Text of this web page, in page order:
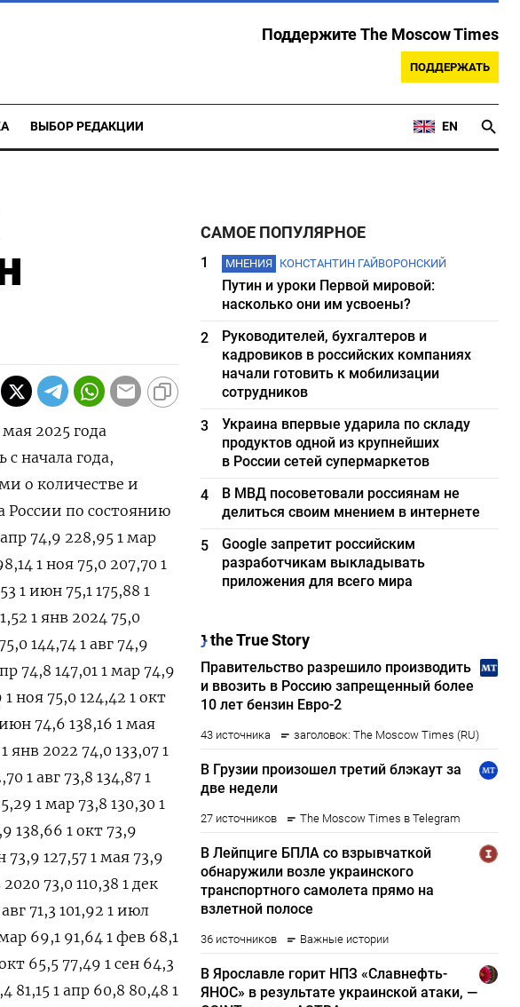
Поддержите The Moscow Times
ПОДДЕРЖАТЬ
ВЫБОР РЕДАКЦИИ EN
2025 года
начала года,
о количестве и
России по состоянию
74,9 228,95 1 мар
1 ноя 75,0 207,70 1
1 июн 75,1 175,88 1
1 янв 2024 75,0
144,74 1 авг 74,9
74,8 147,01 1 мар 74,9
ноя 75,0 124,42 1 окт
июн 74,6 138,16 1 мая
янв 2022 74,0 133,07 1
1 авг 73,8 134,87 1
1 мар 73,8 130,30 1
138,66 1 окт 73,9
73,9 127,57 1 мая 73,9
73,0 110,38 1 дек
71,3 101,92 1 июл
69,1 91,64 1 фев 68,1
65,5 77,49 1 сен 64,3
81,15 1 апр 60,8 80,48 1
САМОЕ ПОПУЛЯРНОЕ
1 МНЕНИЯ КОНСТАНТИН ГАЙВОРОНСКИЙ
Путин и уроки Первой мировой:
насколько они им усвоены?
2
Руководителей, бухгалтеров и
кадровиков в российских компаниях
начали готовить к мобилизации
сотрудников
3
Украина впервые ударила по складу
продуктов одной из крупнейших
в России сетей супермаркетов
4
В МВД посоветовали россиянам не
делиться своим мнением в интернете
5
Google запретит российским
разработчикам выкладывать
приложения для всего мира